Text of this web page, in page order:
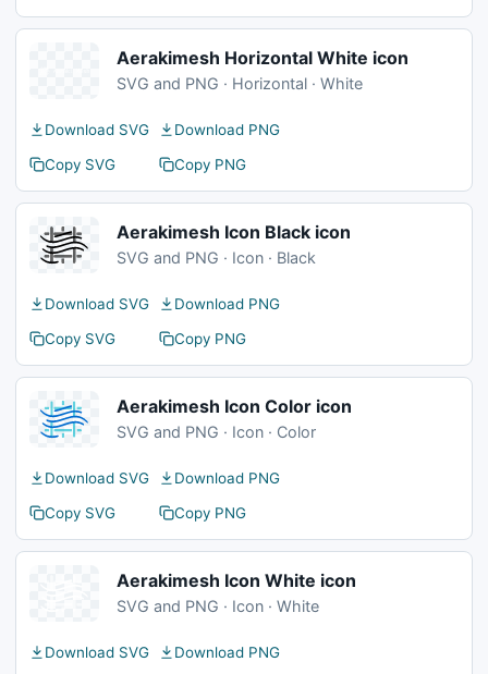
Aerakimesh Horizontal White icon
SVG and PNG · Horizontal · White
Download SVG
Download PNG
Copy SVG
Copy PNG
Aerakimesh Icon Black icon
SVG and PNG · Icon · Black
Download SVG
Download PNG
Copy SVG
Copy PNG
Aerakimesh Icon Color icon
SVG and PNG · Icon · Color
Download SVG
Download PNG
Copy SVG
Copy PNG
Aerakimesh Icon White icon
SVG and PNG · Icon · White
Download SVG
Download PNG